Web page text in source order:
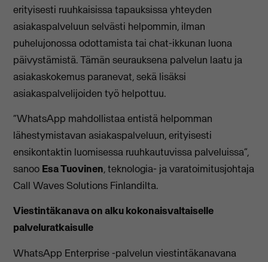
erityisesti ruuhkaisissa tapauksissa yhteyden
asiakaspalveluun selvästi helpommin, ilman
puhelujonossa odottamista tai chat-ikkunan luona
päivystämistä. Tämän seurauksena palvelun laatu ja
asiakaskokemus paranevat, sekä lisäksi
asiakaspalvelijoiden työ helpottuu.
“WhatsApp mahdollistaa entistä helpomman
lähestymistavan asiakaspalveluun, erityisesti
ensikontaktin luomisessa ruuhkautuvissa palveluissa”,
sanoo Esa Tuovinen, teknologia- ja varatoimitusjohtaja
Call Waves Solutions Finlandilta.
Viestintäkanava on alku kokonaisvaltaiselle
palveluratkaisulle
WhatsApp Enterprise -palvelun viestintäkanavana